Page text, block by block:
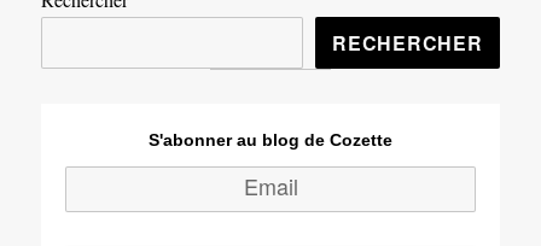
RECHERCHER
S'abonner au blog de Cozette